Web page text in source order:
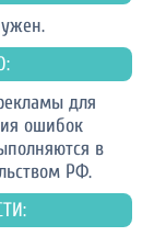
для
ошибок
в
РФ.